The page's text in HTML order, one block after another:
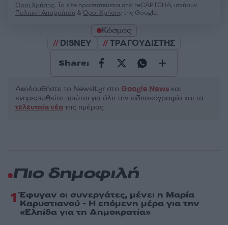
Όροι Χρήσης. Το site προστατεύεται από reCAPTCHA, ισχύουν
Πολιτική Απορρήτου &Όροι Χρήσης της Google.
Κόσμος
DISNEY
ΤΡΑΓΟΥΔΙΣΤΗΣ
Share:
Ακολουθήστε το Νewsit.gr στο Google News και
ενημερωθείτε πρώτοι για όλη την ειδησεογραφία και τα
τελευταία νέα της ημέρας
Πιο δημοφιλή
1 Έφυγαν οι συνεργάτες, μένει η Μαρία
Καρυστιανού - Η επόμενη μέρα για την
«Ελπίδα για τη Δημοκρατία»